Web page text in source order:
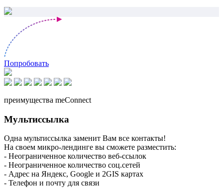
Попробовать
преимущества meConnect
Мультиссылка
Одна мультиссылка заменит Вам все контакты!
На своем микро-лендинге вы сможете разместить:
- Неограниченное количество веб-ссылок
- Неограниченное количество соц.сетей
- Адрес на Яндекс, Google и 2GIS картах
- Телефон и почту для связи